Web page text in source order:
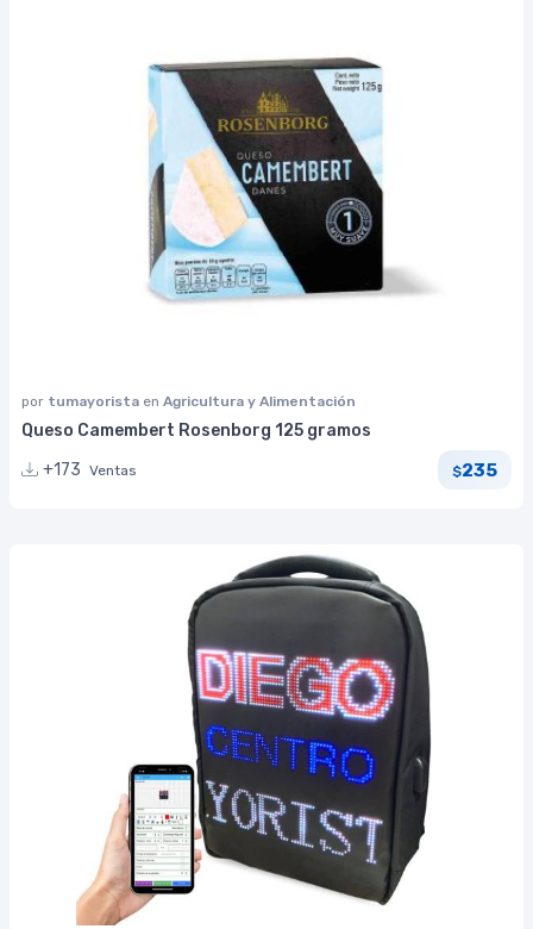
por tumayorista en Agricultura y Alimentación
Queso Camembert Rosenborg 125 gramos
+173 Ventas $235